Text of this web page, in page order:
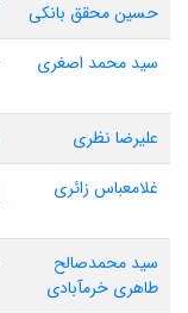
حسین محقق بانکی
سید محمد اصغری
علیرضا نظری
غلامعباس زائری
سید محمدصالح
طاهری خرمآبادی